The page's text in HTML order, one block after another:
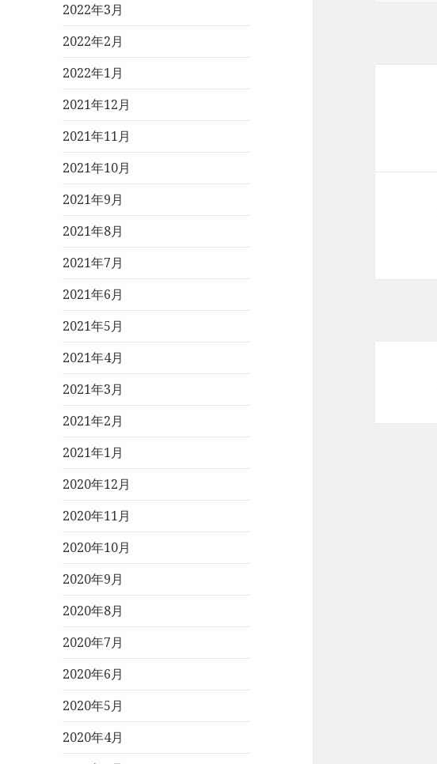
2022年3月
2022年2月
2022年1月
2021年12月
2021年11月
2021年10月
2021年9月
2021年8月
2021年7月
2021年6月
2021年5月
2021年4月
2021年3月
2021年2月
2021年1月
2020年12月
2020年11月
2020年10月
2020年9月
2020年8月
2020年7月
2020年6月
2020年5月
2020年4月